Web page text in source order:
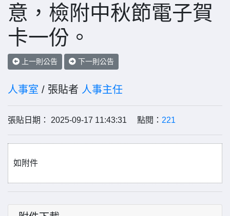
意，檢附中秋節電子賀
卡一份。
上一則公告 下一則公告
人事室 / 張貼者 人事主任
張貼日期： 2025-09-17 11:43:31 點閱： 221
如附件